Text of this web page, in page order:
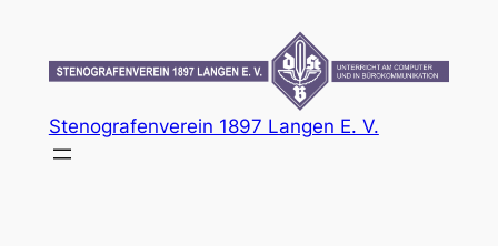
springen
Stenografenverein 1897 Langen E. V.